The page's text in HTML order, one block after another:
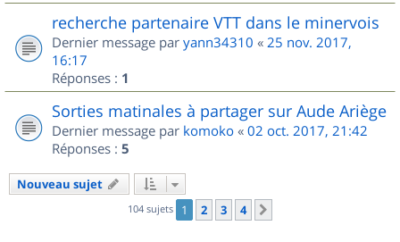
recherche partenaire VTT dans le minervois
Dernier message par yann34310 « 25 nov. 2017,
16:17
Réponses : 1
Sorties matinales à partager sur Aude Ariège
Dernier message par komoko « 02 oct. 2017, 21:42
Réponses : 5
Nouveau sujet
104 sujets 1 2 3 4